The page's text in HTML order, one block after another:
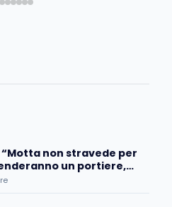
“Motta non stravede per
un portiere,